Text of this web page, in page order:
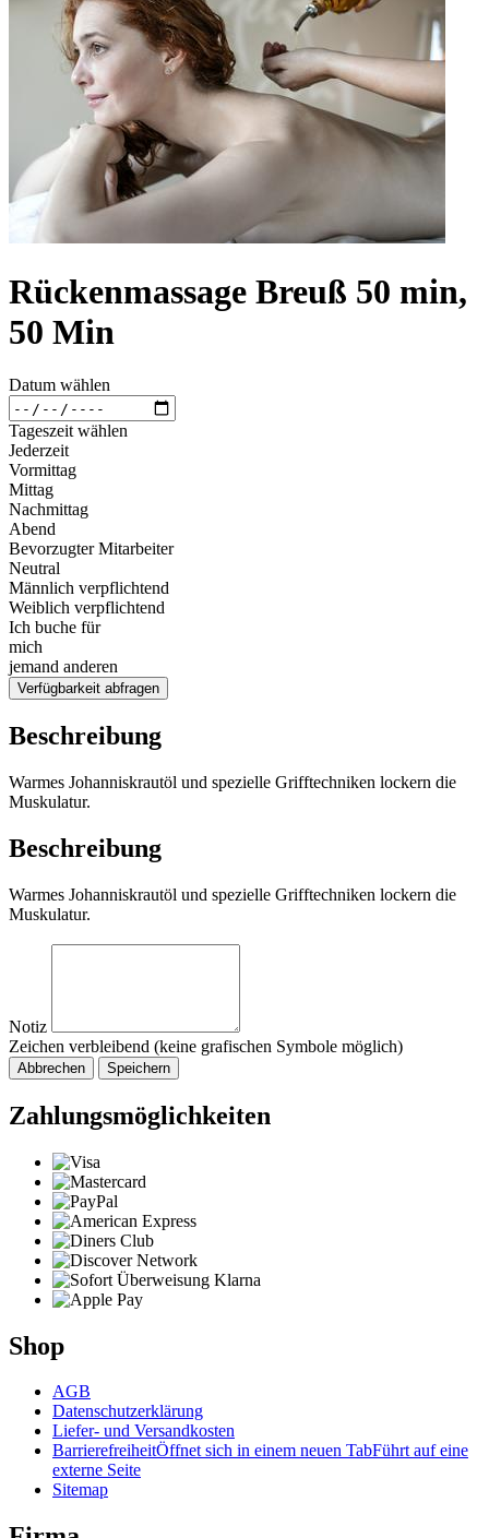
Rückenmassage Breuß 50 min,
50 Min
Datum wählen
Tageszeit wählen
Jederzeit
Vormittag
Mittag
Nachmittag
Abend
Bevorzugter Mitarbeiter
Neutral
Männlich verpflichtend
Weiblich verpflichtend
Ich buche für
mich
jemand anderen
Verfügbarkeit abfragen
Beschreibung
Warmes Johanniskrautöl und spezielle Grifftechniken lockern die
Muskulatur.
Beschreibung
Warmes Johanniskrautöl und spezielle Grifftechniken lockern die
Muskulatur.
Notiz
Zeichen verbleibend (keine grafischen Symbole möglich)
Abbrechen Speichern
Zahlungsmöglichkeiten
Shop
AGB
Datenschutzerklärung
Liefer- und Versandkosten
BarrierefreiheitÖffnet sich in einem neuen TabFührt auf eine
externe Seite
Sitemap